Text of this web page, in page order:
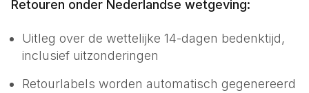
Retouren onder Nederlandse wetgeving:
Uitleg over de wettelijke 14-dagen bedenktijd,
inclusief uitzonderingen
Retourlabels worden automatisch gegenereerd